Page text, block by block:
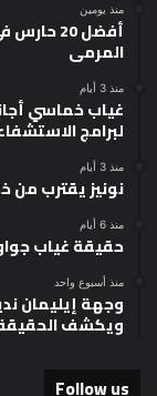
منذ يومين
أفضل
المرمى
منذ 3 أيام
غياب خماسي
لبرامج
منذ 3 أيام
نونيز يقترب من
منذ 6 أيام
حقيقة غياب
منذ أسبوع واحد
وجهة إيليمان
ويكشف
Follow us